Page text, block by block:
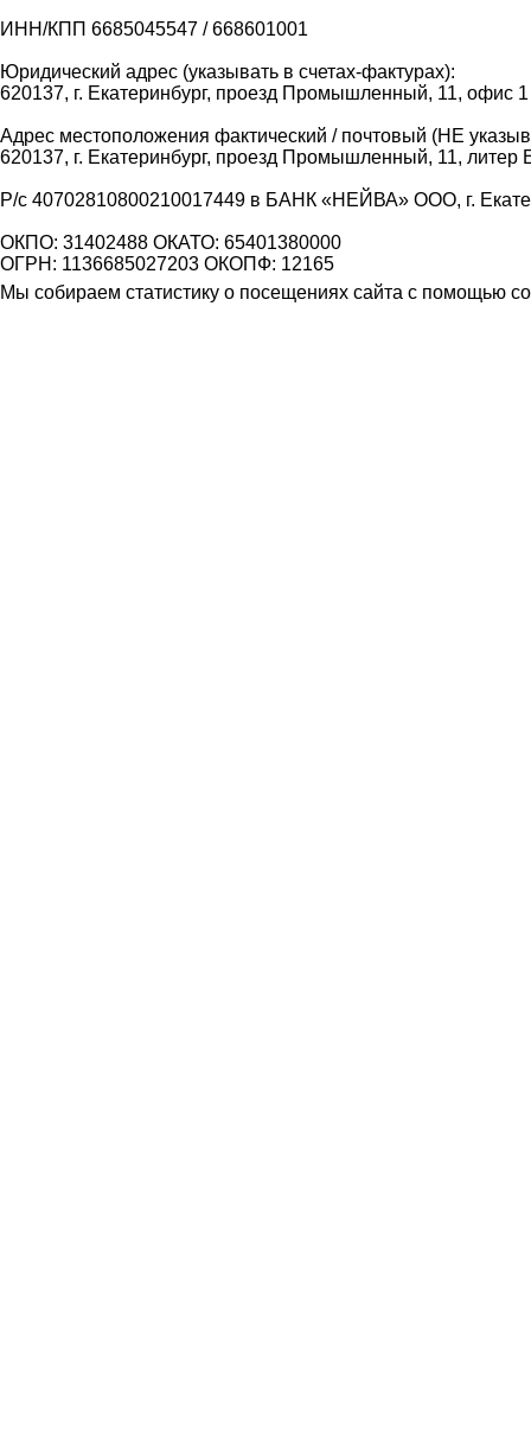
ИНН/КПП 6685045547 / 668601001
Юридический адрес (указывать в счетах-фактурах):
620137, г. Екатеринбург, проезд Промышленный, 11, офис 1
Адрес местоположения фактический / почтовый (НЕ
620137, г. Екатеринбург, проезд Промышленный, 11, литер
Р/с 40702810800210017449 в БАНК «НЕЙВА» ООО, г.
ОКПО: 31402488 ОКАТО: 65401380000
ОГРН: 1136685027203 ОКОПФ: 12165
Мы собираем статистику о посещениях сайта с помощью